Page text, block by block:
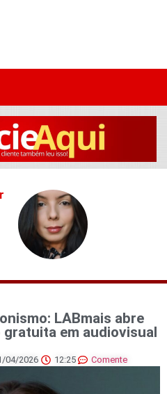
LABmais abre
em audiovisual
04/2026 12:25 Comente